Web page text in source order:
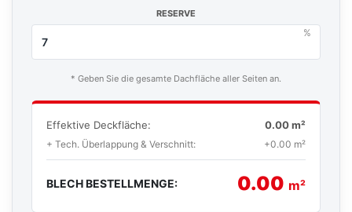
RESERVE
%
* Geben Sie die gesamte Dachfläche aller Seiten an.
Effektive Deckfläche: 0.00 m²
+ Tech. Überlappung & Verschnitt: +0.00 m²
BLECH BESTELLMENGE: 0.00 m²